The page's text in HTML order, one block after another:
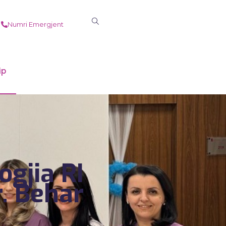
Numri Emergjent
RI
Behar